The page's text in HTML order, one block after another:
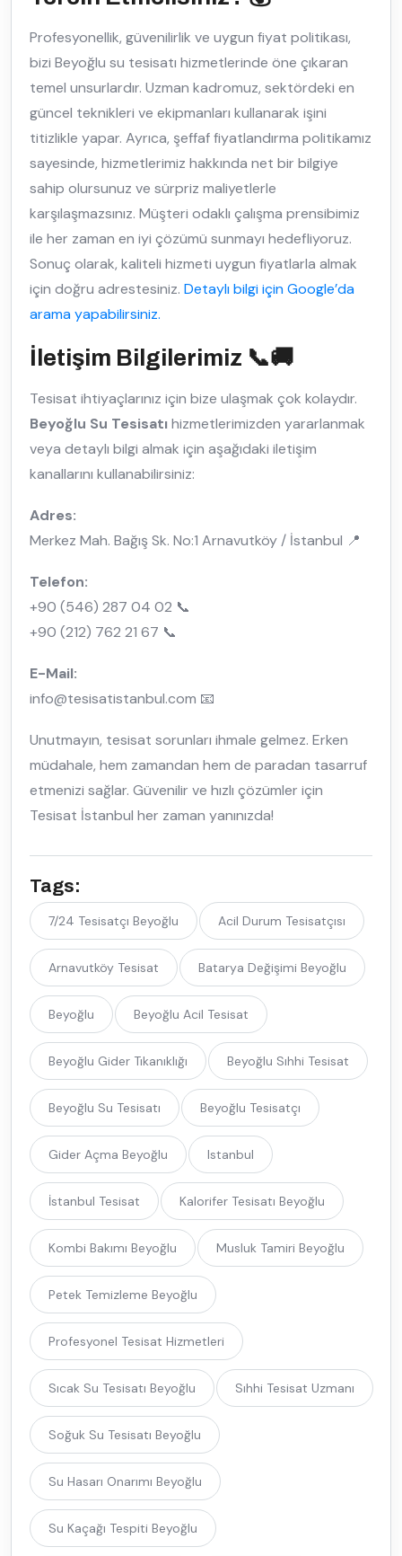
Profesyonellik, güvenilirlik ve uygun fiyat politikası,
bizi Beyoğlu su tesisatı hizmetlerinde öne çıkaran
temel unsurlardır. Uzman kadromuz, sektördeki en
güncel teknikleri ve ekipmanları kullanarak işini
titizlikle yapar. Ayrıca, şeffaf fiyatlandırma politikamız
sayesinde, hizmetlerimiz hakkında net bir bilgiye
sahip olursunuz ve sürpriz maliyetlerle
karşılaşmazsınız. Müşteri odaklı çalışma prensibimiz
ile her zaman en iyi çözümü sunmayı hedefliyoruz.
Sonuç olarak, kaliteli hizmeti uygun fiyatlarla almak
için doğru adrestesiniz. Detaylı bilgi için Google’da
arama yapabilirsiniz.
İletişim Bilgilerimiz 📞🚚
Tesisat ihtiyaçlarınız için bize ulaşmak çok kolaydır.
Beyoğlu Su Tesisatıhizmetlerimizden yararlanmak
veya detaylı bilgi almak için aşağıdaki iletişim
kanallarını kullanabilirsiniz:
Adres:
Merkez Mah. Bağış Sk. No:1 Arnavutköy / İstanbul 📍
Telefon:
+90 (546) 287 04 02 📞
+90 (212) 762 21 67 📞
E-Mail:
info@tesisatistanbul.com 📧
Unutmayın, tesisat sorunları ihmale gelmez. Erken
müdahale, hem zamandan hem de paradan tasarruf
etmenizi sağlar. Güvenilir ve hızlı çözümler için
Tesisat İstanbul her zaman yanınızda!
Tags:
7/24 Tesisatçı Beyoğlu Acil Durum Tesisatçısı
Arnavutköy Tesisat Batarya Değişimi Beyoğlu
Beyoğlu Beyoğlu Acil Tesisat
Beyoğlu Gider Tıkanıklığı Beyoğlu Sıhhi Tesisat
Beyoğlu Su Tesisatı Beyoğlu Tesisatçı
Gider Açma Beyoğlu Istanbul
İstanbul Tesisat Kalorifer Tesisatı Beyoğlu
Kombi Bakımı Beyoğlu Musluk Tamiri Beyoğlu
Petek Temizleme Beyoğlu
Profesyonel Tesisat Hizmetleri
Sıcak Su Tesisatı Beyoğlu Sıhhi Tesisat Uzmanı
Soğuk Su Tesisatı Beyoğlu
Su Hasarı Onarımı Beyoğlu
Su Kaçağı Tespiti Beyoğlu